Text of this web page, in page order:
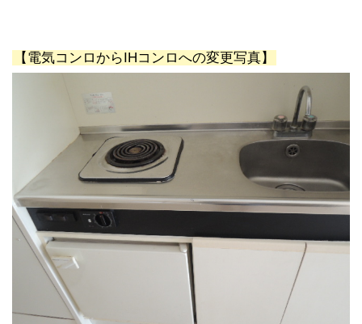
【電気コンロからIHコンロへの変更写真】